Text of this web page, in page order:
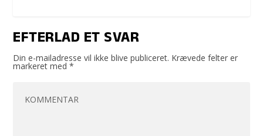
EFTERLAD ET SVAR
Din e-mailadresse vil ikke blive publiceret. Krævede felter er
markeret med*